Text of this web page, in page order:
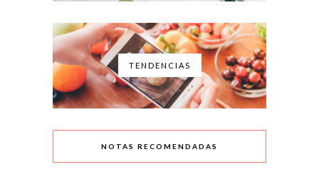
TENDENCIAS
NOTAS RECOMENDADAS